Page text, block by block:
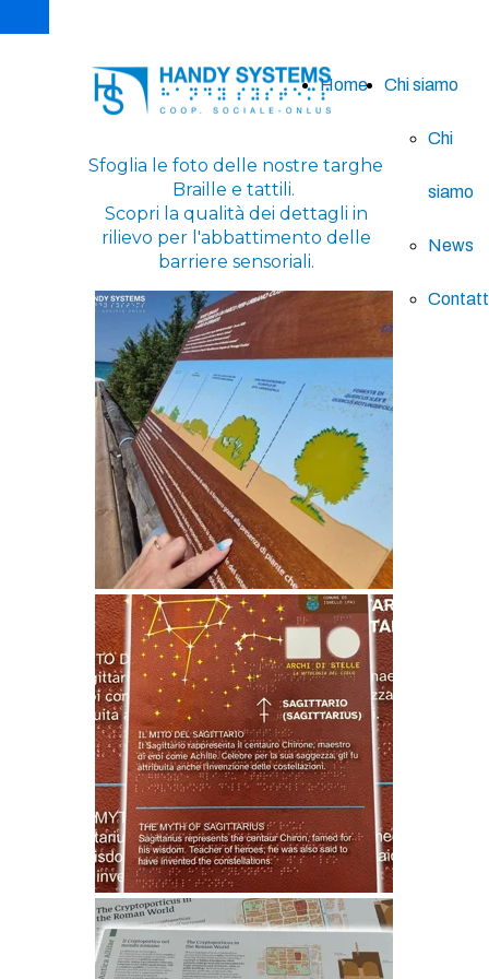
Home Chi siamo
Chi
siamo
News
Sfoglia le foto delle nostre targhe
Braille e tattili.
Scopri la qualità dei dettagli in
rilievo per l'abbattimento delle
barriere sensoriali.